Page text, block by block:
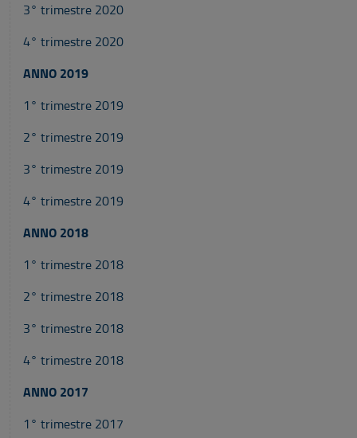
3° trimestre 2020
4° trimestre 2020
ANNO 2019
1° trimestre 2019
2° trimestre 2019
3° trimestre 2019
4° trimestre 2019
ANNO 2018
1° trimestre 2018
2° trimestre 2018
3° trimestre 2018
4° trimestre 2018
ANNO 2017
1° trimestre 2017